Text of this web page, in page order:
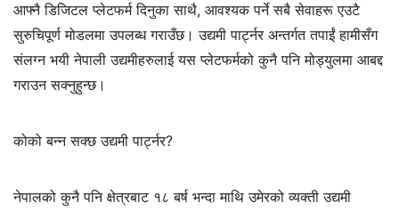
आफ्नै डिजिटल प्लेटफर्म दिनुका साथै, आवश्यक पर्ने सबै सेवाहरू एउटै
सुरुचिपूर्ण मोडलमा उपलब्ध गराउँछ। उद्यमी पार्ट्नर अन्तर्गत तपाईं हामीसँग
संलग्न भयी नेपाली उद्यमीहरुलाई यस प्लेटफर्मको कुनै पनि मोड्युलमा आबद्द
गराउन सक्नुहुन्छ।
कोको बन्न सक्छ उद्यमी पार्ट्नर?
नेपालको कुनै पनि क्षेत्रबाट १८ बर्ष भन्दा माथि उमेरको व्यक्ती उद्यमी